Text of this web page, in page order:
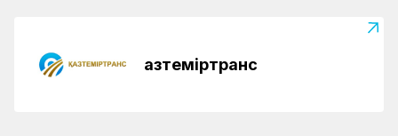
Қазтеміртранс